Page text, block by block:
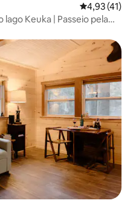
4,93 de uma
4,93 (41)
Keuka | Passeio pela
hóspedes